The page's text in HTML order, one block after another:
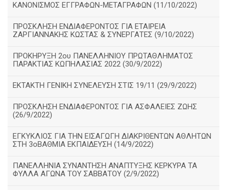
ΚΑΝΟΝΙΣΜΟΣ ΕΓΓΡΑΦΩΝ-ΜΕΤΑΓΡΑΦΩΝ (11/10/2022)
ΠΡΟΣΚΛΗΣΗ ΕΝΔΙΑΦΕΡΟΝΤΟΣ ΓΙΑ ΕΤΑΙΡΕΙΑ
ΖΑΡΓΙΑΝΝΑΚΗΣ ΚΩΣΤΑΣ & ΣΥΝΕΡΓΑΤΕΣ (9/10/2022)
ΠΡΟΚΗΡΥΞΗ 2ου ΠΑΝΕΛΛΗΝΙΟΥ ΠΡΩΤΑΘΛΗΜΑΤΟΣ
ΠΑΡΑΚΤΙΑΣ ΚΩΠΗΛΑΣΙΑΣ 2022 (30/9/2022)
ΕΚΤΑΚΤΗ ΓΕΝΙΚΗ ΣΥΝΕΛΕΥΣΗ ΣΤΙΣ 19/11 (29/9/2022)
ΠΡΟΣΚΛΗΣΗ ΕΝΔΙΑΦΕΡΟΝΤΟΣ ΓΙΑ ΑΣΦΑΛΕΙΕΣ ΖΩΗΣ
(26/9/2022)
ΕΓΚΥΚΛΙΟΣ ΓΙΑ ΤΗΝ ΕΙΣΑΓΩΓΗ ΔΙΑΚΡΙΘΕΝΤΩΝ ΑΘΛΗΤΩΝ
ΣΤΗ 3οΒΑΘΜΙΑ ΕΚΠΑΙΔΕΥΣΗ (14/9/2022)
ΠΑΝΕΛΛΗΝΙΑ ΣΥΝΑΝΤΗΣΗ ΑΝΑΠΤΥΞΗΣ ΚΕΡΚΥΡΑ ΤΑ
ΦΥΛΛΑ ΑΓΩΝΑ ΤΟΥ ΣΑΒΒΑΤΟΥ (2/9/2022)